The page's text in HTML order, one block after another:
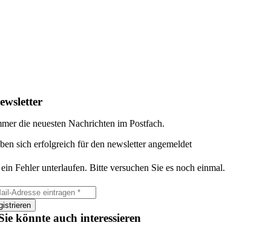
die neuesten Nachrichten im Postfach.
sich erfolgreich für den newsletter angemeldet
Fehler unterlaufen. Bitte versuchen Sie es noch einmal.
könnte auch interessieren